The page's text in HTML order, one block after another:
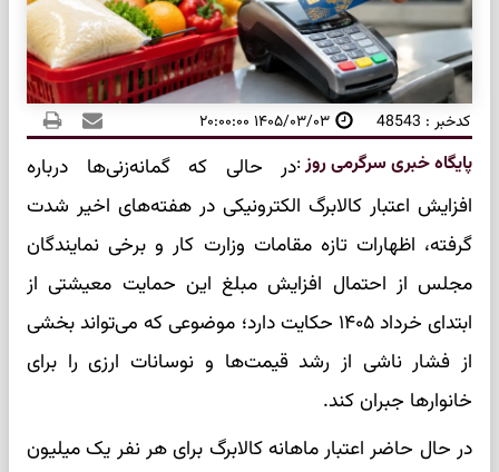
کدخبر : 48543 ۱۴۰۵/۰۳/۰۳ ۲۰:۰۰:۰۰
پایگاه خبری سرگرمی روز:در حالی که گمانه‌زنی‌ها درباره
افزایش اعتبار کالابرگ الکترونیکی در هفته‌های اخیر شدت
گرفته، اظهارات تازه مقامات وزارت کار و برخی نمایندگان
مجلس از احتمال افزایش مبلغ این حمایت معیشتی از
ابتدای خرداد ۱۴۰۵ حکایت دارد؛ موضوعی که می‌تواند بخشی
از فشار ناشی از رشد قیمت‌ها و نوسانات ارزی را برای
خانوارها جبران کند.
در حال حاضر اعتبار ماهانه کالابرگ برای هر نفر یک میلیون